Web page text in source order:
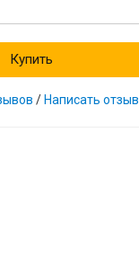
Купить
/ Написать отзыв